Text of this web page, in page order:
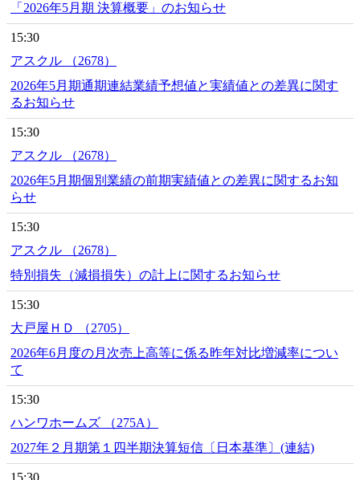
「2026年5月期 決算概要」のお知らせ
15:30
アスクル （2678）
2026年5月期通期連結業績予想値と実績値との差異に関す
るお知らせ
15:30
アスクル （2678）
2026年5月期個別業績の前期実績値との差異に関するお知
らせ
15:30
アスクル （2678）
特別損失（減損損失）の計上に関するお知らせ
15:30
大戸屋ＨＤ （2705）
2026年6月度の月次売上高等に係る昨年対比増減率につい
て
15:30
ハンワホームズ （275A）
2027年２月期第１四半期決算短信〔日本基準〕(連結)